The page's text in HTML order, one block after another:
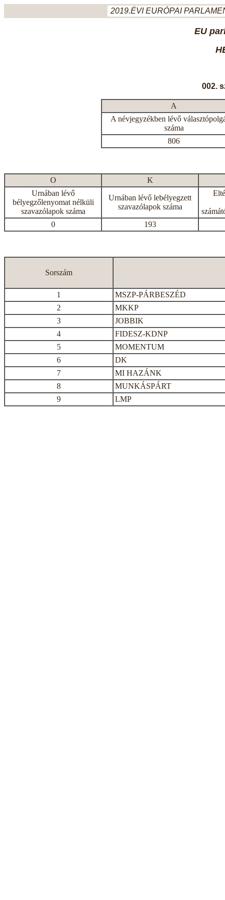
2019.ÉVI EURÓPAI
EU
002.
A
A névjegyzékben lévő
száma
806
O
K
Urnában lévő
bélyegzőlenyomat nélküli
szavazólapok száma
Urnában lévő lebélyegzett
szavazólapok száma
0
193
Sorszám
1
MSZP-PÁRBESZÉD
2
MKKP
3
JOBBIK
4
FIDESZ-KDNP
5
MOMENTUM
6
DK
7
MI HAZÁNK
8
MUNKÁSPÁRT
9
LMP